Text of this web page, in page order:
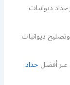
ديوانيات
ديوانيات
عبر أفضلحداد